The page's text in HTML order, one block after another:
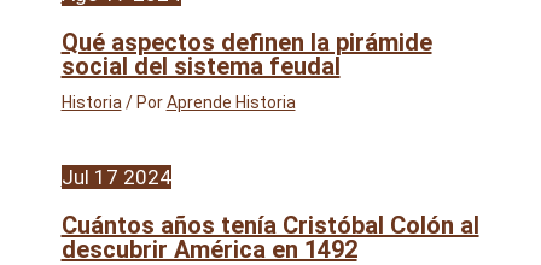
Qué aspectos definen la pirámide
social del sistema feudal
Historia / PorAprende Historia
Jul 17 2024
Cuántos años tenía Cristóbal Colón al
descubrir América en 1492